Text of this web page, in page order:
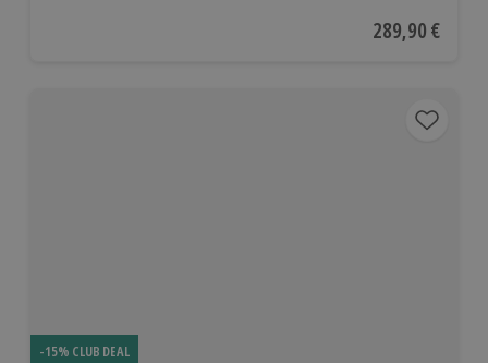
Aktueller Preis
289,90 €
-15% CLUB DEAL